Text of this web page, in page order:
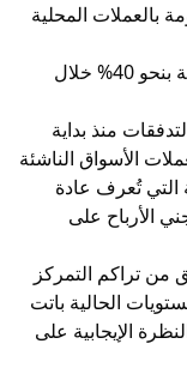
بالعملات المحلية
كما قفز مؤشر MSCI لأسهم الأسواق الناشئة بنحو 40% خلال
منذ بداية
الأسواق الناشئة
التي تُعرف عادة
الأرباح على
تراكم التمركز
الحالية باتت
الإيجابية على